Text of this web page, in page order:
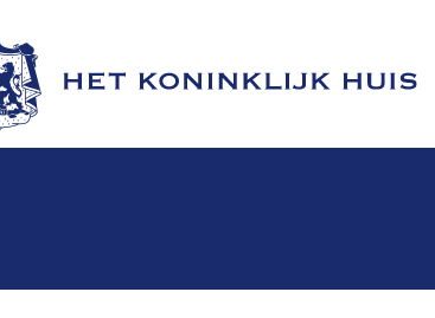
homepage van Het Koninklijk Huis